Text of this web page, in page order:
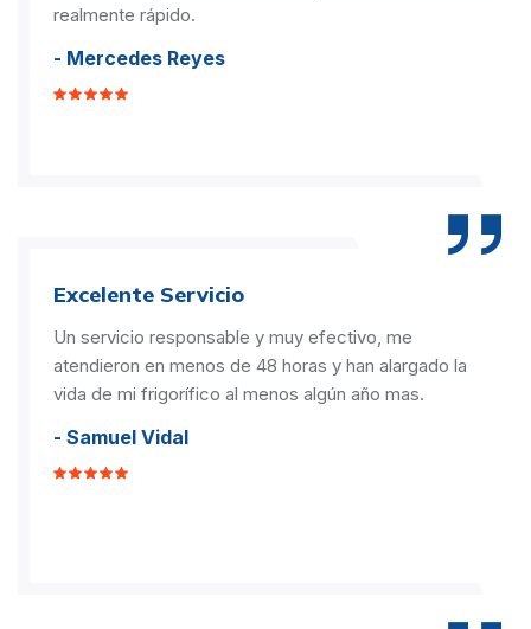
realmente rápido.
- Mercedes Reyes
Excelente Servicio
Un servicio responsable y muy efectivo, me
atendieron en menos de 48 horas y han alargado la
vida de mi frigorífico al menos algún año mas.
- Samuel Vidal